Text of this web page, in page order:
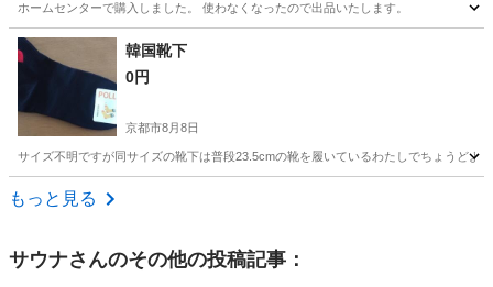
ホームセンターで購入しました。 使わなくなったので出品いたします。
京都 京田辺市 新田辺駅
韓国靴下
0円
京都市8月8日
サイズ不明ですが同サイズの靴下は普段23.5cmの靴を履いているわたしでちょうど
京都 京都市
もっと見る
サウナさんのその他の投稿記事：